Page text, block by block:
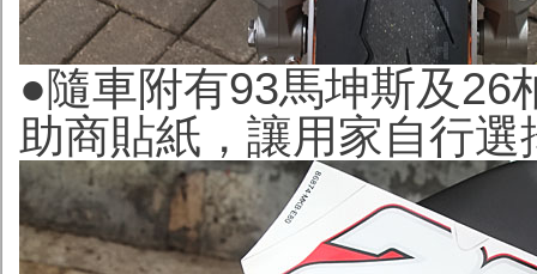
●隨車附有93馬坤斯及26
助商貼紙，讓用家自行選